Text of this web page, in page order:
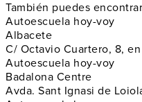
También puedes
Autoescuela hoy-voy
Albacete
C/ Octavio Cuartero, 8,
Autoescuela hoy-voy
Badalona Centre
Avda. Sant Ignasi de